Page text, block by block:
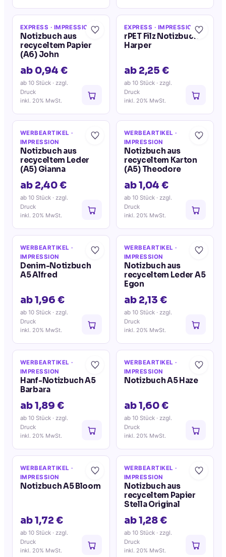
EXPRESS · IMPRESSION
Notizbuch aus
recyceltem Papier
(A6) John
ab 0,94 €
ab 10 Stück · zzgl.
Druck
inkl. 20% MwSt.
EXPRESS · IMPRESSION
rPET Filz Notizbuch
Harper
ab 2,25 €
ab 10 Stück · zzgl.
Druck
inkl. 20% MwSt.
WERBEARTIKEL ·
IMPRESSION
Notizbuch aus
recyceltem Leder
(A5) Gianna
ab 2,40 €
ab 10 Stück · zzgl.
Druck
inkl. 20% MwSt.
WERBEARTIKEL ·
IMPRESSION
Notizbuch aus
recyceltem Karton
(A5) Theodore
ab 1,04 €
ab 10 Stück · zzgl.
Druck
inkl. 20% MwSt.
WERBEARTIKEL ·
IMPRESSION
Denim-Notizbuch
A5 Alfred
ab 1,96 €
ab 10 Stück · zzgl.
Druck
inkl. 20% MwSt.
WERBEARTIKEL ·
IMPRESSION
Notizbuch aus
recyceltem Leder A5
Egon
ab 2,13 €
ab 10 Stück · zzgl.
Druck
inkl. 20% MwSt.
WERBEARTIKEL ·
IMPRESSION
Hanf-Notizbuch A5
Barbara
ab 1,89 €
ab 10 Stück · zzgl.
Druck
inkl. 20% MwSt.
WERBEARTIKEL ·
IMPRESSION
Notizbuch A5 Haze
ab 1,60 €
ab 10 Stück · zzgl.
Druck
inkl. 20% MwSt.
WERBEARTIKEL ·
IMPRESSION
Notizbuch A5 Bloom
ab 1,72 €
ab 10 Stück · zzgl.
Druck
inkl. 20% MwSt.
WERBEARTIKEL ·
IMPRESSION
Notizbuch aus
recyceltem Papier
Stella Original
ab 1,28 €
ab 10 Stück · zzgl.
Druck
inkl. 20% MwSt.